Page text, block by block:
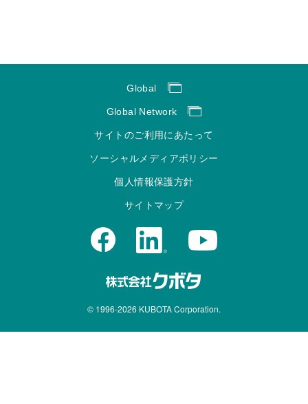
Global
Global Network
サイトのご利用にあたって
ソーシャルメディアポリシー
個人情報保護方針
サイトマップ
© 1996-2026 KUBOTA Corporation.